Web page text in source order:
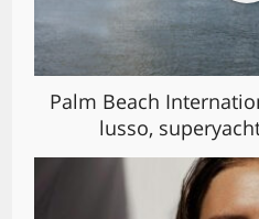
Palm Beach
lusso,